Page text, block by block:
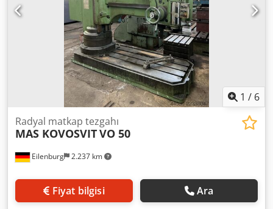
bağlantı, makine ağırlığı yaklaşık 165 kg. Delme, havşa
açma ve hafif raybalama işlerinde hassasiyet sağlayan bir
makinedir. Sağlam döküm konstrüksiyonu ile takım
üretimi, atölye veya eğitim kurumları için idealdir.
1 / 6
Eilenburg 2.237 km
Radyal matkap tezgahı
MAS KOVOSVITVO 50
Fiyat bilgisi Ara